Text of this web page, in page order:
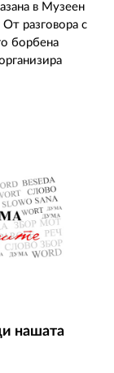
в Музеен
разговора с
борбена
нашата